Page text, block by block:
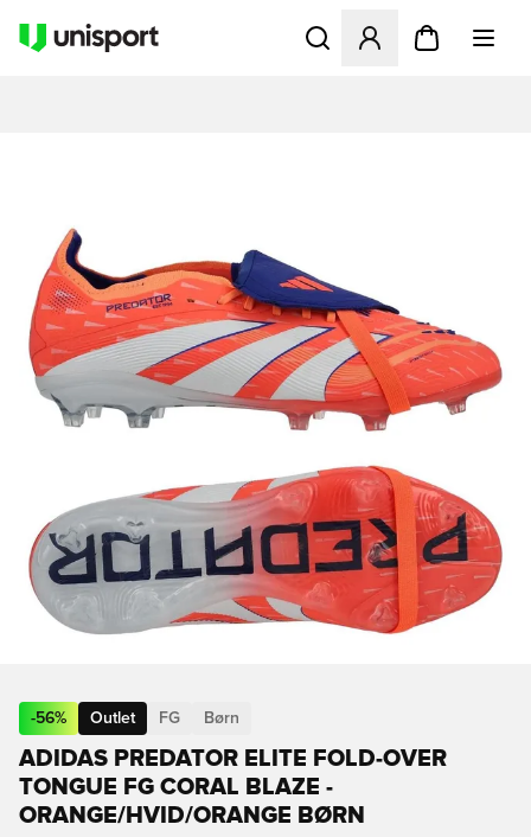
Åbner en Modal til at
-56% Outlet FG Børn
ADIDAS PREDATOR ELITE FOLD-OVER
TONGUE FG CORAL BLAZE -
ORANGE/HVID/ORANGE BØRN